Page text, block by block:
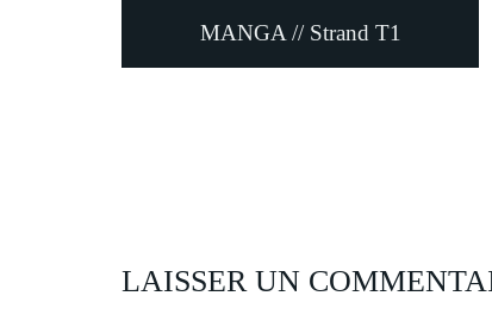
MANGA // Strand T1
LAISSER UN